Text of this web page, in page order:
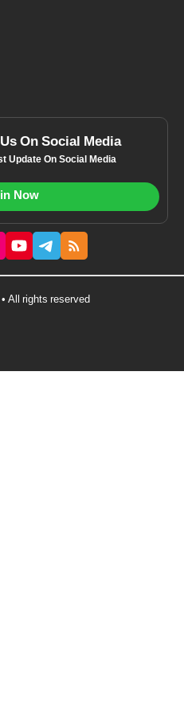
On Social Media
Update On Social Media
Now
All rights reserved